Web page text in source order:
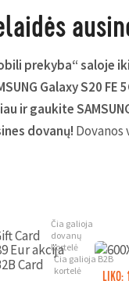
prekyba“ saloje
Galaxy S20
ir gaukite
dovanų! Dovanos
Čia galioja
dovanų
kortelė
Čia galioja B2B
kortelė
FE 5G išmanųjį
vertė 129 Eur.
Galaxy
suteikiama 24 mėn.
LIKO: